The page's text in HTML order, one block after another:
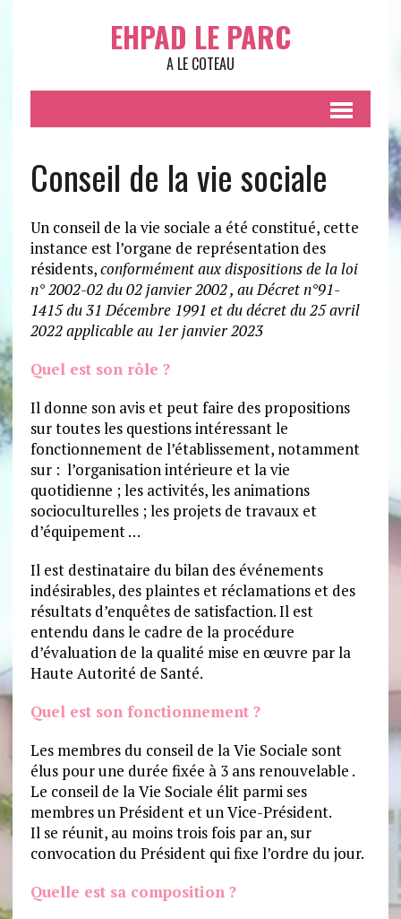
EHPAD LE PARC
A LE COTEAU
Conseil de la vie sociale
Un conseil de la vie sociale a été constitué, cette
instance est l’organe de représentation des
résidents,conformément aux dispositions de la loi
n° 2002-02 du 02 janvier 2002 , au Décret n°91-
1415 du 31 Décembre 1991 et du décret du 25 avril
2022 applicable au 1er janvier 2023
Quel est son rôle ?
Il donne son avis et peut faire des propositions
sur toutes les questions intéressant le
fonctionnement de l’établissement, notamment
sur : l’organisation intérieure et la vie
quotidienne ; les activités, les animations
socioculturelles ; les projets de travaux et
d’équipement …
Il est destinataire du bilan des événements
indésirables, des plaintes et réclamations et des
résultats d’enquêtes de satisfaction. Il est
entendu dans le cadre de la procédure
d’évaluation de la qualité mise en œuvre par la
Haute Autorité de Santé.
Quel est son fonctionnement ?
Les membres du conseil de la Vie Sociale sont
élus pour une durée fixée à 3 ans renouvelable .
Le conseil de la Vie Sociale élit parmi ses
membres un Président et un Vice-Président.
Il se réunit, au moins trois fois par an, sur
convocation du Président qui fixe l’ordre du jour.
Quelle est sa composition ?